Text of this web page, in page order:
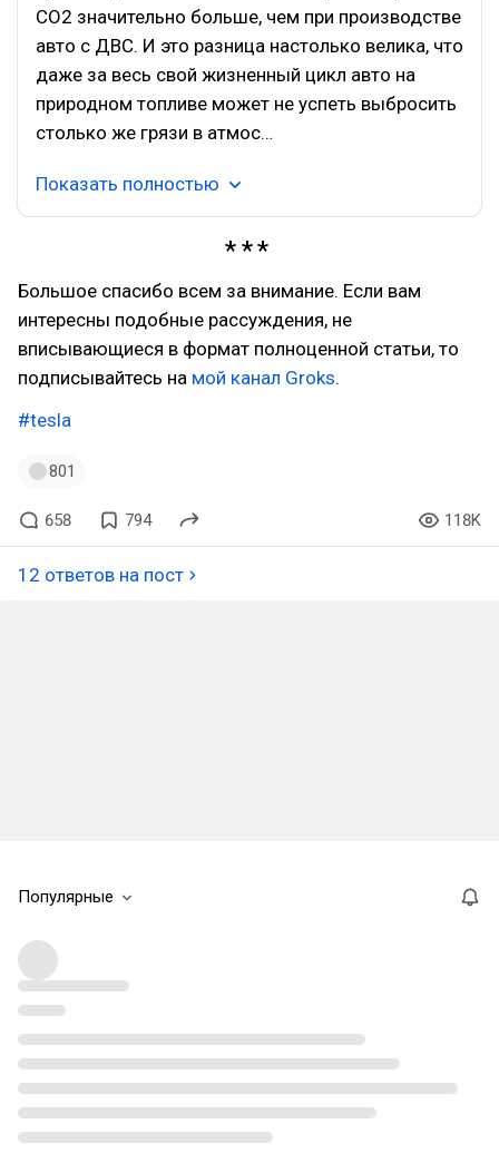
CO2 значительно больше, чем при производстве
авто с ДВС. И это разница настолько велика, что
даже за весь свой жизненный цикл авто на
природном топливе может не успеть выбросить
столько же грязи в атмос…
Показать полностью
Большое спасибо всем за внимание. Если вам
интересны подобные рассуждения, не
вписывающиеся в формат полноценной статьи, то
подписывайтесь на мой канал Groks.
#tesla
801
658 794 118K
12 ответов на пост
Популярные